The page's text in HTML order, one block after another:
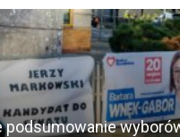
podsumowanie